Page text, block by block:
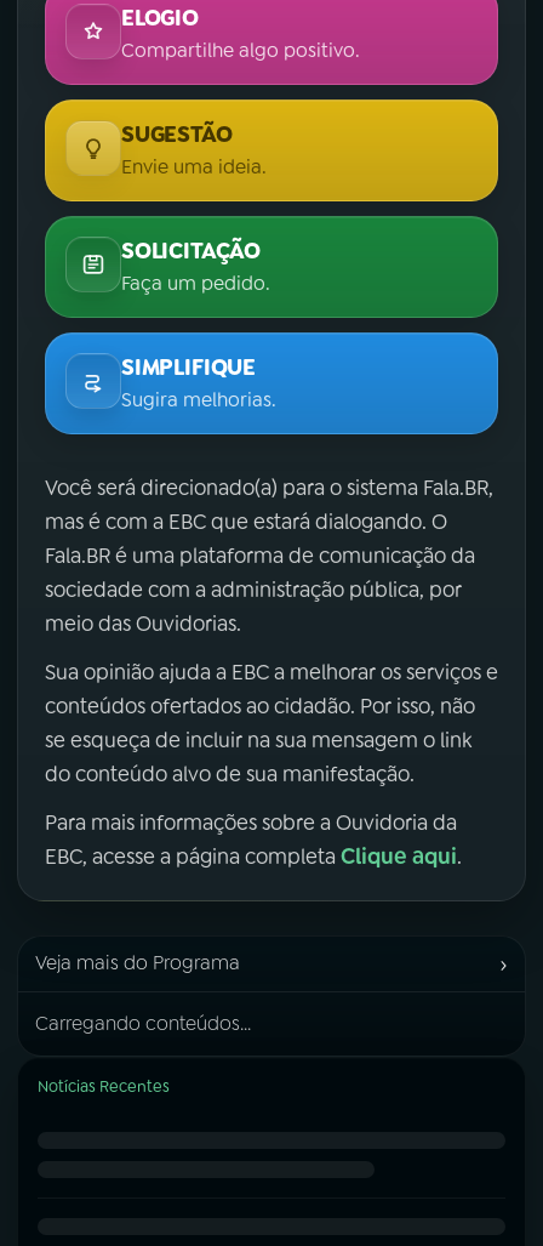
ELOGIO
Compartilhe algo positivo.
SUGESTÃO
Envie uma ideia.
SOLICITAÇÃO
Faça um pedido.
SIMPLIFIQUE
Sugira melhorias.
Você será direcionado(a) para o sistema Fala.BR,
mas é com a EBC que estará dialogando. O
Fala.BR é uma plataforma de comunicação da
sociedade com a administração pública, por
meio das Ouvidorias.
Sua opinião ajuda a EBC a melhorar os serviços e
conteúdos ofertados ao cidadão. Por isso, não
se esqueça de incluir na sua mensagem o link
do conteúdo alvo de sua manifestação.
Para mais informações sobre a Ouvidoria da
EBC, acesse a página completa Clique aqui.
Veja mais do Programa ›
Carregando conteúdos...
Notícias Recentes